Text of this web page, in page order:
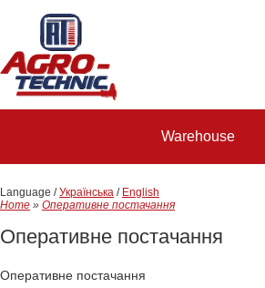
Warehouse
Language /Українська / English
Home » Оперативне постачання
Оперативне постачання
Оперативне постачання